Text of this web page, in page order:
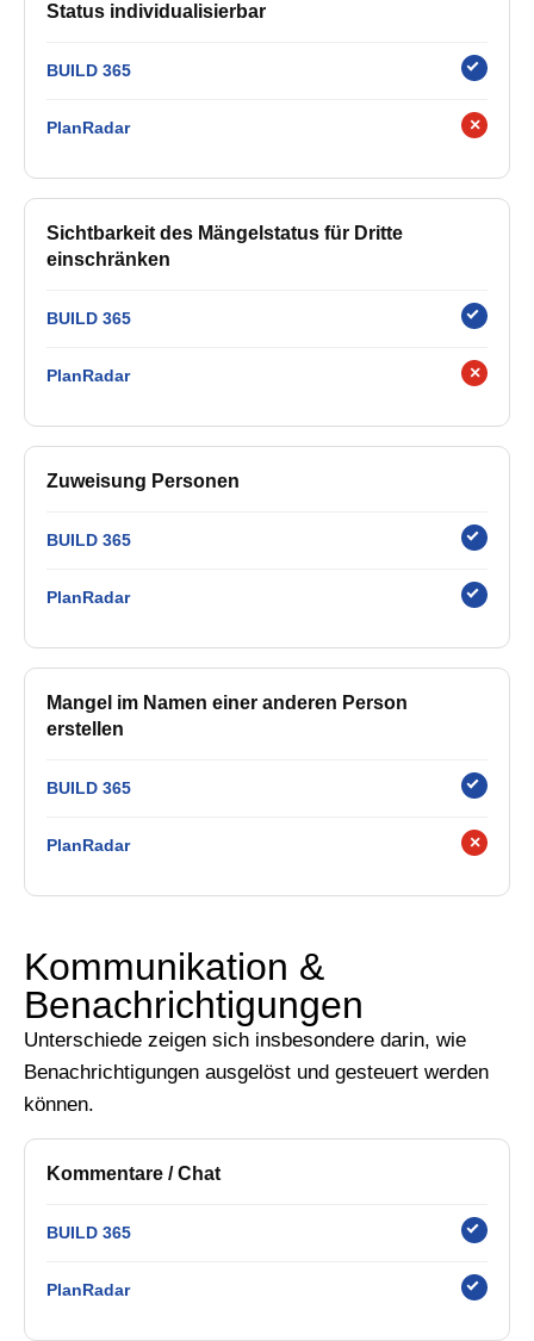
Status individualisierbar
BUILD 365
PlanRadar ×
Sichtbarkeit des Mängelstatus für Dritte
einschränken
BUILD 365
PlanRadar ×
Zuweisung Personen
BUILD 365
PlanRadar
Mangel im Namen einer anderen Person
erstellen
BUILD 365
PlanRadar ×
Kommunikation &
Benachrichtigungen
Unterschiede zeigen sich insbesondere darin, wie
Benachrichtigungen ausgelöst und gesteuert werden
können.
Kommentare / Chat
BUILD 365
PlanRadar